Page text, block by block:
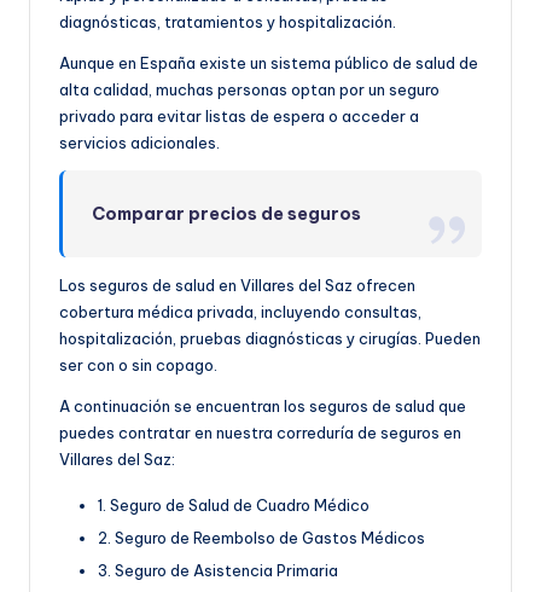
diagnósticas, tratamientos y hospitalización.
Aunque en España existe un sistema público de salud de
alta calidad, muchas personas optan por un seguro
privado para evitar listas de espera o acceder a
servicios adicionales.
Comparar precios de seguros
Los seguros de salud en Villares del Saz ofrecen
cobertura médica privada, incluyendo consultas,
hospitalización, pruebas diagnósticas y cirugías. Pueden
ser con o sin copago.
A continuación se encuentran los seguros de salud que
puedes contratar en nuestra correduría de seguros en
Villares del Saz:
1. Seguro de Salud de Cuadro Médico
2. Seguro de Reembolso de Gastos Médicos
3. Seguro de Asistencia Primaria